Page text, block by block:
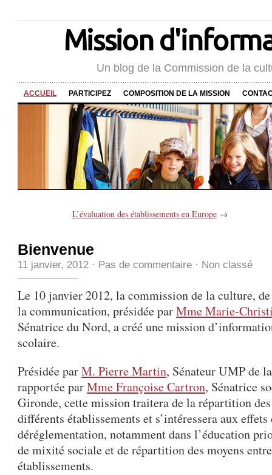
Mission
Un blog de la Commission de la
ACCUEIL PARTICIPEZ COMPOSITION DE LA MISSION
L’évaluation des établissements en Europe→
Bienvenue
11 janvier, 2012 · Pas de commentaire · Non classé
Le 10 janvier 2012, la commission de la culture,
la communication, présidée parMme Marie-
Sénatrice du Nord, a créé une mission
scolaire.
Présidée parM. Pierre Martin, Sénateur UMP de
rapportée parMme Françoise Cartron, Sénatrice
Gironde, cette mission traitera de la répartition des
différents établissements et s’intéressera aux effets
déréglementation, notamment dans l’éducation
de mixité sociale et de répartition des moyens
établissements.